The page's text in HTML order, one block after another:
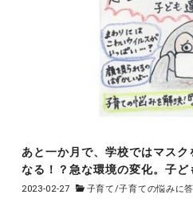
あと一か月で、学校ではマス
なる！？急な環境の変化。子ど
2023-02-27 子育て/子育ての悩みに